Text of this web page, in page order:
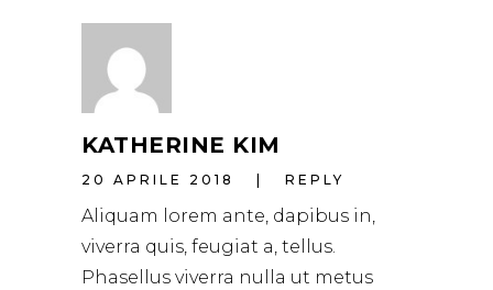
KATHERINE KIM
20 APRILE 2018 REPLY
Aliquam lorem ante, dapibus in,
viverra quis, feugiat a, tellus.
Phasellus viverra nulla ut metus